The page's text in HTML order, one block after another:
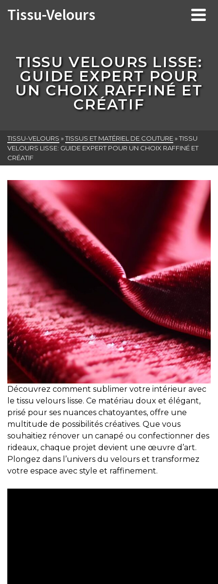
Tissu-Velours
TISSU VELOURS LISSE:
GUIDE EXPERT POUR
UN CHOIX RAFFINÉ ET
CRÉATIF
TISSU-VELOURS »TISSUS ET MATÉRIEL DE COUTURE»TISSU
VELOURS LISSE: GUIDE EXPERT POUR UN CHOIX RAFFINÉ ET
CRÉATIF
Découvrez comment sublimer votre intérieur avec
le tissu velours lisse. Ce matériau doux et élégant,
prisé pour ses nuances chatoyantes, offre une
multitude de possibilités créatives. Que vous
souhaitiez rénover un canapé ou confectionner des
rideaux, chaque projet devient une œuvre d’art.
Plongez dans l’univers du velours et transformez
votre espace avec style et raffinement.